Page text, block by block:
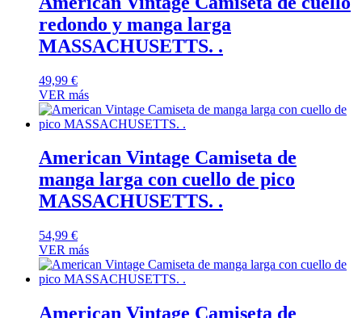
redondo y manga larga
MASSACHUSETTS. .
49,99 €
VER más
American Vintage Camiseta de
manga larga con cuello de pico
MASSACHUSETTS. .
54,99 €
VER más
American Vintage Camiseta de